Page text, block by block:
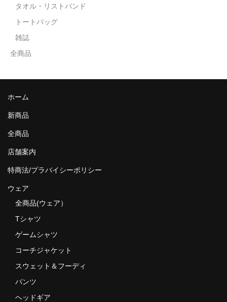
タオル・リストバンド
トートバッグ
雑誌
全商品
ホーム
新商品
全商品
店舗案内
特商法/プラバイシーポリシー
ウェア
全商品(ウェア）
Tシャツ
ゲームシャツ
コーチジャケット
スウェット＆フーディ
パンツ
ヘッドギア